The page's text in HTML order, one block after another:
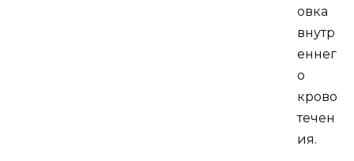
овка
внутр
еннег
о
крово
течен
ия.